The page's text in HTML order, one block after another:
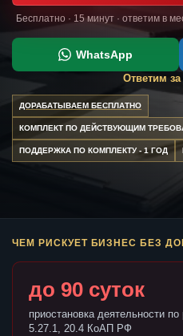
Бесплатно · 15 минут · ответим в
WhatsApp
Ответим
ДОРАБАТЫВАЕМ БЕСПЛАТНО
КОМПЛЕКТ ПО ДЕЙСТВУЮЩИМ
ПОДДЕРЖКА ПО КОМПЛЕКТУ - 1 ГОД
ЧЕМ РИСКУЕТ БИЗНЕС БЕЗ
до 90 суток
приостановка деятельности
5.27.1, 20.4 КоАП РФ